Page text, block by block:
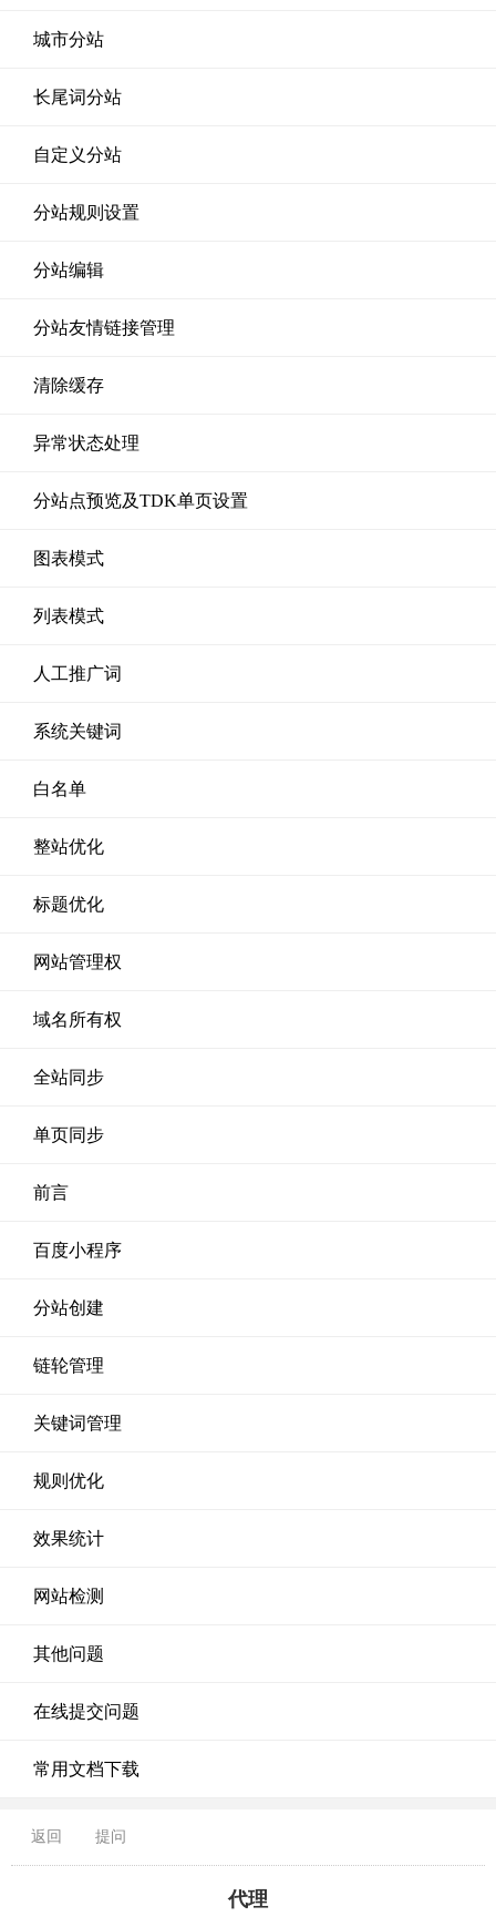
城市分站
长尾词分站
自定义分站
分站规则设置
分站编辑
分站友情链接管理
清除缓存
异常状态处理
分站点预览及TDK单页设置
图表模式
列表模式
人工推广词
系统关键词
白名单
整站优化
标题优化
网站管理权
域名所有权
全站同步
单页同步
前言
百度小程序
分站创建
链轮管理
关键词管理
规则优化
效果统计
网站检测
其他问题
在线提交问题
常用文档下载
返回 提问
代理